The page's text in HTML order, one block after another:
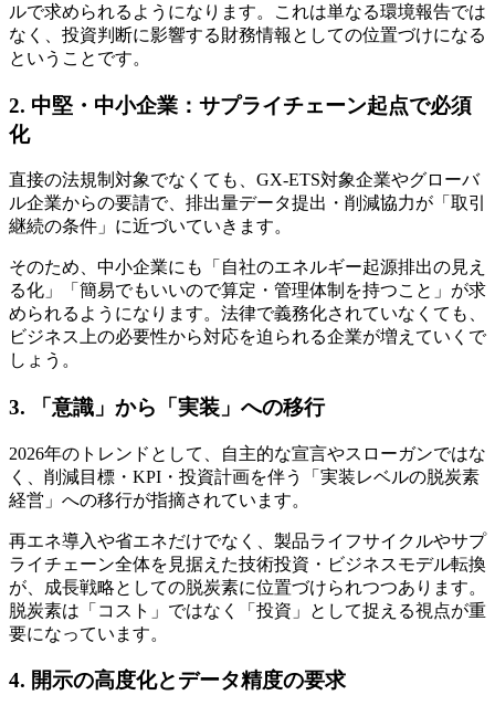
ルで求められるようになります。これは単なる環境報告では
なく、投資判断に影響する財務情報としての位置づけになる
ということです。
2. 中堅・中小企業：サプライチェーン起点で必須
化
直接の法規制対象でなくても、GX-ETS対象企業やグローバ
ル企業からの要請で、排出量データ提出・削減協力が「取引
継続の条件」に近づいていきます。
そのため、中小企業にも「自社のエネルギー起源排出の見え
る化」「簡易でもいいので算定・管理体制を持つこと」が求
められるようになります。法律で義務化されていなくても、
ビジネス上の必要性から対応を迫られる企業が増えていくで
しょう。
3. 「意識」から「実装」への移行
2026年のトレンドとして、自主的な宣言やスローガンではな
く、削減目標・KPI・投資計画を伴う「実装レベルの脱炭素
経営」への移行が指摘されています。
再エネ導入や省エネだけでなく、製品ライフサイクルやサプ
ライチェーン全体を見据えた技術投資・ビジネスモデル転換
が、成長戦略としての脱炭素に位置づけられつつあります。
脱炭素は「コスト」ではなく「投資」として捉える視点が重
要になっています。
4. 開示の高度化とデータ精度の要求